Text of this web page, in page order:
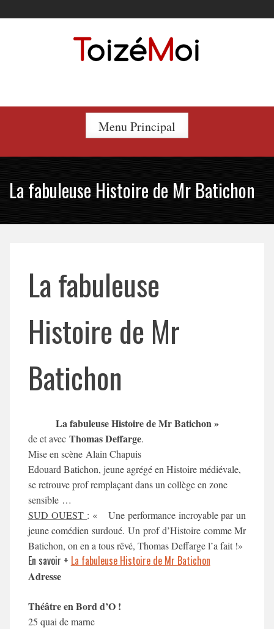
to
Menu Principal
La fabuleuse Histoire de Mr Batichon
La fabuleuse
Histoire de Mr
Batichon
La fabuleuse Histoire de Mr Batichon »
de et avec Thomas Deffarge.
Mise en scène Alain Chapuis
Edouard Batichon, jeune agrégé en Histoire médiévale,
se retrouve prof remplaçant dans un collège en zone
sensible …
SUD OUEST : « Une performance incroyable par un
jeune comédien surdoué. Un prof d’Histoire comme Mr
Batichon, on en a tous rêvé, Thomas Deffarge l’a fait !»
En savoir + La fabuleuse Histoire de Mr Batichon
Adresse
Théâtre en Bord d’O !
25 quai de marne